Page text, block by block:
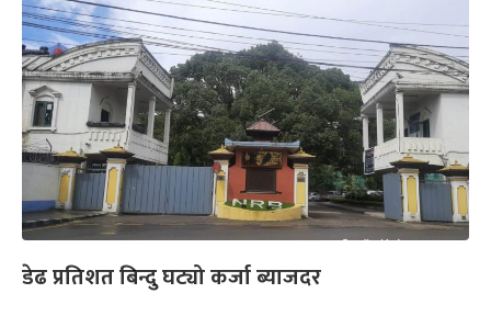
डेढ प्रतिशत बिन्दु घट्यो कर्जा ब्याजदर